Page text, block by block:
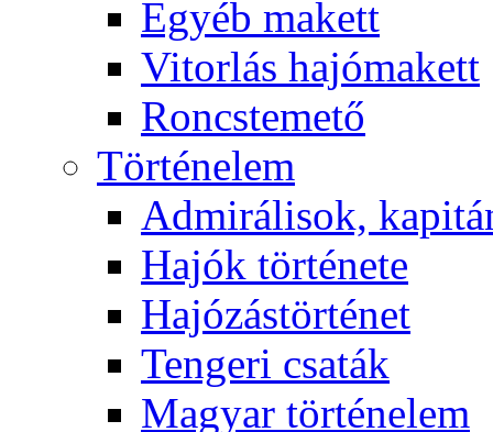
Egyéb makett
Vitorlás hajómakett
Roncstemető
Történelem
Admirálisok,
Hajók története
Hajózástörténet
Tengeri csaták
Magyar történelem